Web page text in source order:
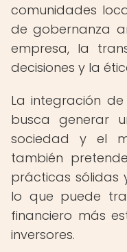
comunidades
de gobernanza
empresa, la
decisiones y la
La integración de
busca generar
sociedad y el
también
prácticas sólidas
lo que puede
financiero más
inversores.